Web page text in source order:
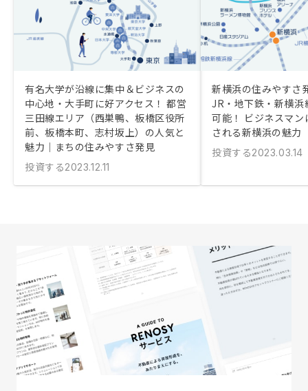
有名大学が沿線に集中＆ビジネスの
中心地・大手町に好アクセス！ 都営
三田線エリア（西巣鴨、板橋区役所
前、板橋本町、志村坂上）の人気と
魅力｜まちの住みやすさ発見
投資する2023.12.11
新横浜の住みやすさ
JR・地下鉄・新横
可能！ ビジネスマ
される新横浜の魅力
投資する2023.03.14